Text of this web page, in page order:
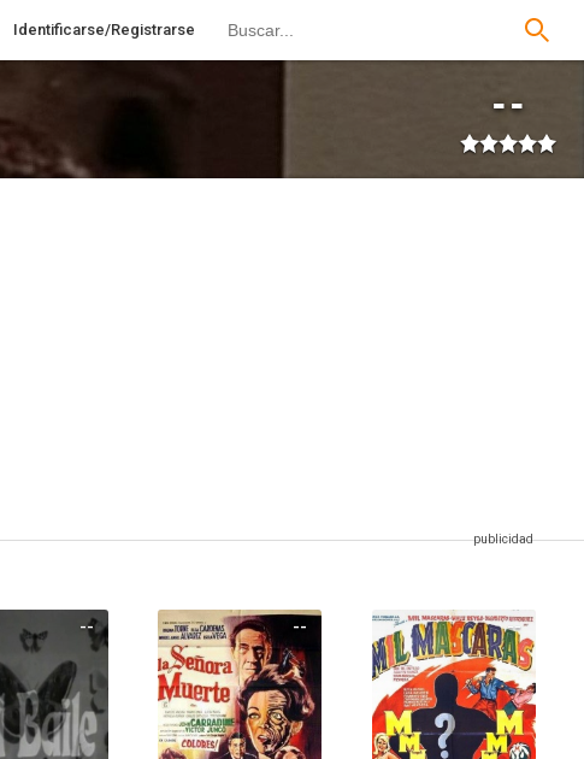
Identificarse/Registrarse
--
-- -- --